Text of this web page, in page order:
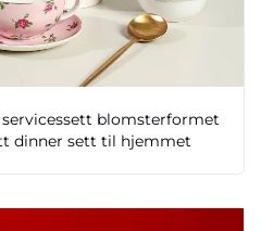
blomsterformet
dinner sett til hjemmet